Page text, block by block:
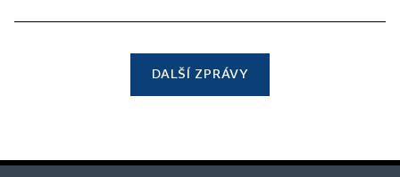
DALŠÍ ZPRÁVY